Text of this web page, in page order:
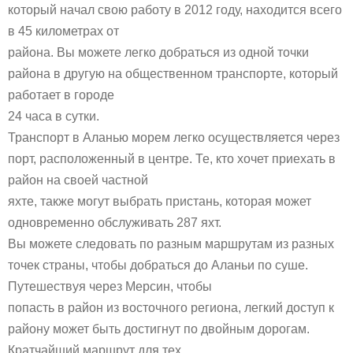
который начал свою работу в 2012 году, находится всего
в 45 километрах от
района. Вы можете легко добраться из одной точки
района в другую на общественном транспорте, который
работает в городе
24 часа в сутки.
Транспорт в Аланью морем легко осуществляется через
порт, расположенный в центре. Те, кто хочет приехать в
район на своей частной
яхте, также могут выбрать пристань, которая может
одновременно обслуживать 287 яхт.
Вы можете следовать по разным маршрутам из разных
точек страны, чтобы добраться до Аланьи по суше.
Путешествуя через Мерсин, чтобы
попасть в район из восточного региона, легкий доступ к
району может быть достигнут по двойным дорогам.
Кратчайший маршрут для тех,